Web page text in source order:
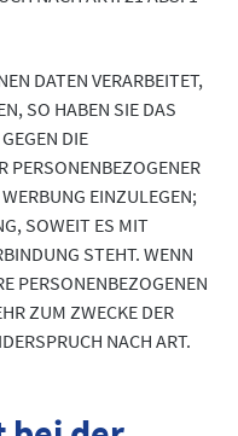
DATEN VERARBEITET,
SO HABEN SIE DAS
DIE
PERSONENBEZOGENER
EINZULEGEN;
SOWEIT ES MIT
STEHT. WENN
PERSONENBEZOGENEN
ZUM ZWECKE DER
NACH ART.